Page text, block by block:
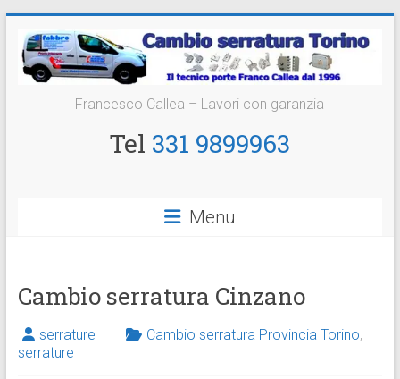
contenuto
Cambio
Serratura
Francesco Callea – Lavori con garanzia
Tel 331 9899963
Menu
Cambio serratura Cinzano
serrature Cambio serratura Provincia Torino,
serrature